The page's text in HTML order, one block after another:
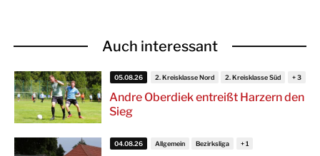
Auch interessant
Andre Oberdiek entreißt Harzern den
Sieg
05.08.26 2. Kreisklasse Nord 2. Kreisklasse Süd
04.08.26 Allgemein Bezirksliga